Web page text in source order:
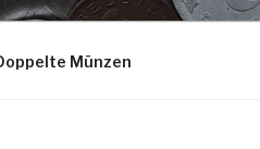
Münzen